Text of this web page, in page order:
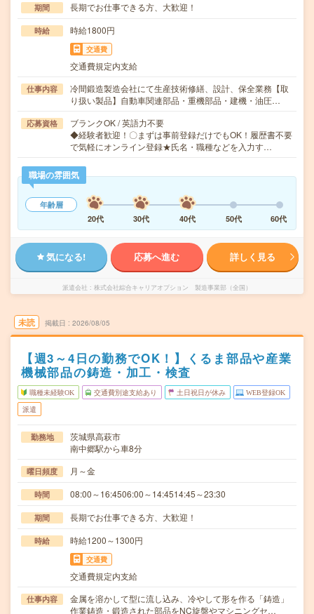
期間 長期でお仕事できる方、大歓迎！
時給 時給1800円
交通費
交通費規定内支給
仕事内容
冷間鍛造製造会社にて生産技術修繕、設計、保全業務【取
り扱い製品】自動車関連部品・重機部品・建機・油圧…
応募資格
ブランクOK / 英語力不要
◆経験者歓迎！〇まずは事前登録だけでもOK！履歴書不要
で気軽にオンライン登録★氏名・職種などを入力す…
職場の雰囲気
年齢層
20代
30代 40代 50代 60代
気になる! 応募へ進む 詳しく見る
派遣会社 株式会社綜合キャリアオプション 製造事業部（全国）
未読 掲載日 2026/08/05
【週3～4日の勤務でOK！】くるま部品や産業
機械部品の鋳造・加工・検査
職種未経験OK 交通費別途支給あり 土日祝日が休み WEB登録OK
派遣
勤務地
茨城県高萩市
南中郷駅から車8分
曜日頻度 月～金
時間 08:00～16:4506:00～14:4514:45～23:30
期間 長期でお仕事できる方、大歓迎！
時給 時給1200～1300円
交通費
交通費規定内支給
仕事内容
金属を溶かして型に流し込み、冷やして形を作る「鋳造」
作業鋳造・鍛造された部品をNC旋盤やマシニングセ…